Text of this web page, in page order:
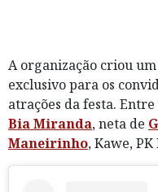
A organização criou
exclusivo para os
atrações da festa.
Bia Miranda, neta de
Maneirinho, Kawe,